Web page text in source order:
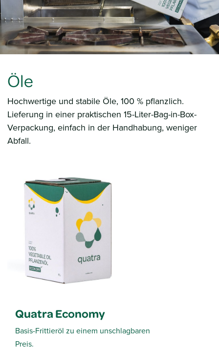
Öle
Hochwertige und stabile Öle, 100 % pflanzlich.
Lieferung in einer praktischen 15-Liter-Bag-in-Box-
Verpackung, einfach in der Handhabung, weniger
Abfall.
Quatra Economy
Basis-Frittieröl zu einem unschlagbaren
Preis.